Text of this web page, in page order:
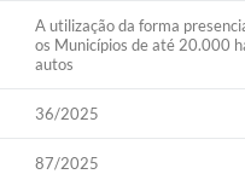
A utilização da forma
os Municípios de até 20.000
autos
36/2025
87/2025